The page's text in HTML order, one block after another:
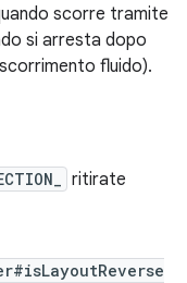
scorre tramite
si arresta dopo
fluido).
ritirate